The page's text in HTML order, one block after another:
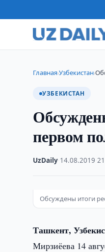
Главная›Узбекистан›
УЗБЕКИСТАН
первом
UzDaily 14.08.2019 ·
Обсуждены итоги
Ташкент,
Мирзиёева 14